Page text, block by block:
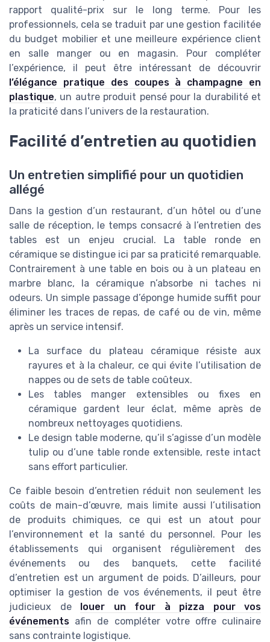
rapport qualité-prix sur le long terme. Pour les
professionnels, cela se traduit par une gestion facilitée
du budget mobilier et une meilleure expérience client
en salle manger ou en magasin. Pour compléter
l’expérience, il peut être intéressant de découvrir
l’élégance pratique des coupes à champagne en
plastique, un autre produit pensé pour la durabilité et
la praticité dans l’univers de la restauration.
Facilité d’entretien au quotidien
Un entretien simplifié pour un quotidien
allégé
Dans la gestion d’un restaurant, d’un hôtel ou d’une
salle de réception, le temps consacré à l’entretien des
tables est un enjeu crucial. La table ronde en
céramique se distingue ici par sa praticité remarquable.
Contrairement à une table en bois ou à un plateau en
marbre blanc, la céramique n’absorbe ni taches ni
odeurs. Un simple passage d’éponge humide suffit pour
éliminer les traces de repas, de café ou de vin, même
après un service intensif.
La surface du plateau céramique résiste aux
rayures et à la chaleur, ce qui évite l’utilisation de
nappes ou de sets de table coûteux.
Les tables manger extensibles ou fixes en
céramique gardent leur éclat, même après de
nombreux nettoyages quotidiens.
Le design table moderne, qu’il s’agisse d’un modèle
tulip ou d’une table ronde extensible, reste intact
sans effort particulier.
Ce faible besoin d’entretien réduit non seulement les
coûts de main-d’œuvre, mais limite aussi l’utilisation
de produits chimiques, ce qui est un atout pour
l’environnement et la santé du personnel. Pour les
établissements qui organisent régulièrement des
événements ou des banquets, cette facilité
d’entretien est un argument de poids. D’ailleurs, pour
optimiser la gestion de vos événements, il peut être
judicieux de louer un four à pizza pour vos
événements afin de compléter votre offre culinaire
sans contrainte logistique.